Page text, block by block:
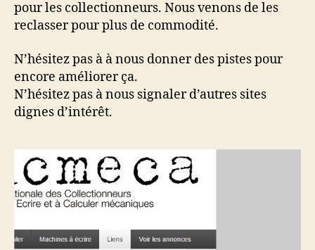
mis
jour
pour les collectionneurs. Nous venons de les
reclasser pour plus de commodité.
N’hésitez pas à à nous donner des pistes pour
encore améliorer ça.
N’hésitez pas à nous signaler d’autres sites
dignes d’intérêt.